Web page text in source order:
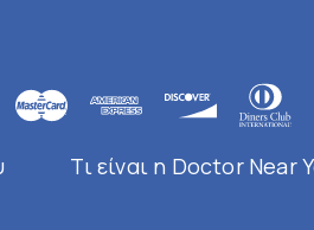
Τι είναι η Doctor Near